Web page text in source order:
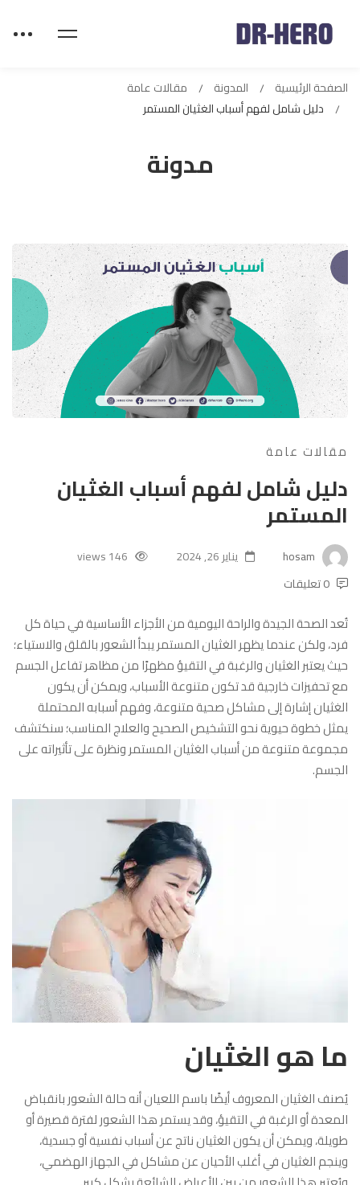
مدونة
الصفحة الرئيسية المدونة
مقالات عامة
دليل شامل لفهم أسباب الغثيان المستمر
مقالات عامة
دليل شامل لفهم أسباب الغثيان
المستمر
يناير 26, 2024
146 views
0 تعليقات
تُعد الصحة الجيدة والراحة اليومية من الأجزاء الأساسية في حياة كل
فرد، ولكن عندما يظهر الغثيان المستمر يبدأ الشعور بالقلق والاستياء؛
حيث يعتبر الغثيان والرغبة في التقيؤ مظهرًا من مظاهر تفاعل الجسم
مع تحفيزات خارجية قد تكون متنوعة الأسباب، ويمكن أن يكون
الغثيان إشارة إلى مشاكل صحية متنوعة، وفهم أسبابه المحتملة
يمثل خطوة حيوية نحو التشخيص الصحيح والعلاج المناسب؛ سنكتشف
مجموعة متنوعة من أسباب الغثيان المستمر ونظرة على تأثيراته على
الجسم.
ما هو الغثيان
يُصنف الغثيان المعروف أيضًا باسم اللعيان أنه حالة الشعور بانقباض
المعدة أو الرغبة في التقيؤ، وقد يستمر هذا الشعور لفترة قصيرة أو
طويلة، ويمكن أن يكون الغثيان ناتج عن أسباب نفسية أو جسدية،
وينجم الغثيان في أغلب الأحيان عن مشاكل في الجهاز الهضمي،